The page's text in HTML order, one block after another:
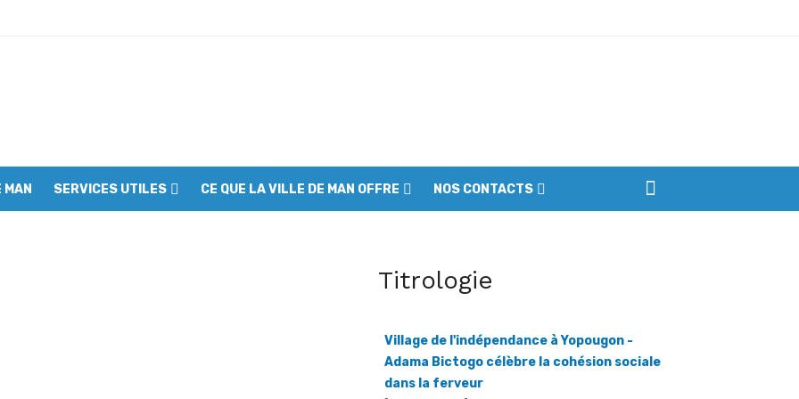
s’engager contre l’incivisme et la drogue
Les communautés riveraines appelées à devenir les premières gardiennes du parc
un audit du collège des producteurs
à l’union des cadres
la page de la dissidence
SERVICES UTILES CE QUE LA VILLE DE MAN OFFRE NOS CONTACTS
Titrologie
Village de l'indépendance à Yopougon -
Adama Bictogo célèbre la cohésion sociale
dans la ferveur